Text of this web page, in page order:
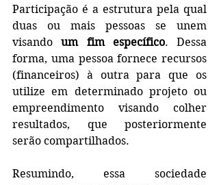
Participação é a estrutura pela qual
duas ou mais pessoas se unem
visando um fim específico. Dessa
forma, uma pessoa fornece recursos
(financeiros) à outra para que os
utilize em determinado projeto ou
empreendimento visando colher
resultados, que posteriormente
serão compartilhados.
Resumindo, essa sociedade